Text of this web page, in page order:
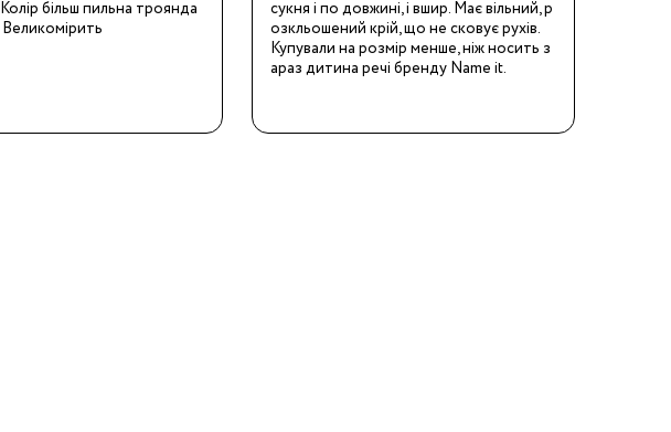
Колір більш пильна троянда
Великомірить
сукня і по довжині, і вшир. Має вільний, р
озкльошений крій, що не сковує рухів.
Купували на розмір менше, ніж носить з
араз дитина речі бренду Name it.